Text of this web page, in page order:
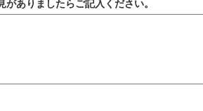
ありましたらご記入ください。